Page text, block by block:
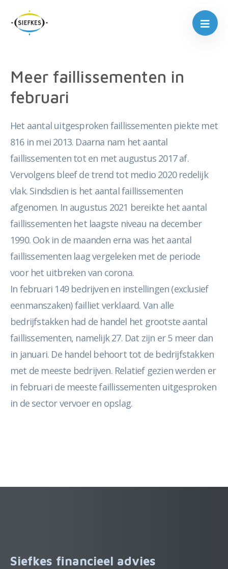
Meer faillissementen in
februari
Het aantal uitgesproken faillissementen piekte met
816 in mei 2013. Daarna nam het aantal
faillissementen tot en met augustus 2017 af.
Vervolgens bleef de trend tot medio 2020 redelijk
vlak. Sindsdien is het aantal faillissementen
afgenomen. In augustus 2021 bereikte het aantal
faillissementen het laagste niveau na december
1990. Ook in de maanden erna was het aantal
faillissementen laag vergeleken met de periode
voor het uitbreken van corona.
In februari 149 bedrijven en instellingen (exclusief
eenmanszaken) failliet verklaard. Van alle
bedrijfstakken had de handel het grootste aantal
faillissementen, namelijk 27. Dat zijn er 5 meer dan
in januari. De handel behoort tot de bedrijfstakken
met de meeste bedrijven. Relatief gezien werden er
in februari de meeste faillissementen uitgesproken
in de sector vervoer en opslag.
Siefkes financieel advies